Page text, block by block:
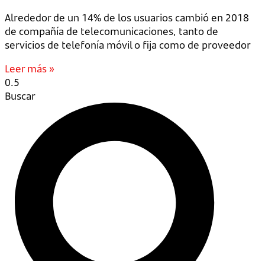
Alrededor de un 14% de los usuarios cambió en 2018
de compañía de telecomunicaciones, tanto de
servicios de telefonía móvil o fija como de proveedor
Leer más »
Buscar